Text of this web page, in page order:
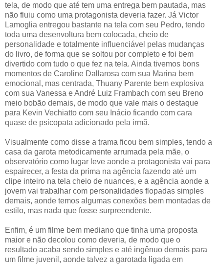
tela, de modo que até tem uma entrega bem pautada, mas
não fluiu como uma protagonista deveria fazer. Já Victor
Lamoglia entregou bastante na tela com seu Pedro, tendo
toda uma desenvoltura bem colocada, cheio de
personalidade e totalmente influenciável pelas mudanças
do livro, de forma que se soltou por completo e foi bem
divertido com tudo o que fez na tela. Ainda tivemos bons
momentos de Caroline Dallarosa com sua Marina bem
emocional, mas centrada, Thuany Parente bem explosiva
com sua Vanessa e André Luiz Frambach com seu Breno
meio bobão demais, de modo que vale mais o destaque
para Kevin Vechiatto com seu Inácio ficando com cara
quase de psicopata adicionado pela irmã.
Visualmente como disse a trama ficou bem simples, tendo a
casa da garota metodicamente arrumada pela mãe, o
observatório como lugar leve aonde a protagonista vai para
espairecer, a festa da prima na agência fazendo até um
clipe inteiro na tela cheio de nuances, e a agência aonde a
jovem vai trabalhar com personalidades flopadas simples
demais, aonde temos algumas conexões bem montadas de
estilo, mas nada que fosse surpreendente.
Enfim, é um filme bem mediano que tinha uma proposta
maior e não decolou como deveria, de modo que o
resultado acaba sendo simples e até ingênuo demais para
um filme juvenil, aonde talvez a garotada ligada em